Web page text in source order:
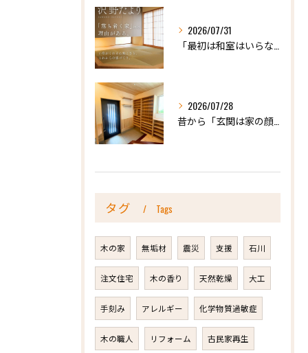
2026/07/31
2026/07/28
タグ Tags
木の家 無垢材 震災 支援 石川
注文住宅 木の香り 天然乾燥 大工
手刻み アレルギー 化学物質過敏症
木の職人 リフォーム 古民家再生